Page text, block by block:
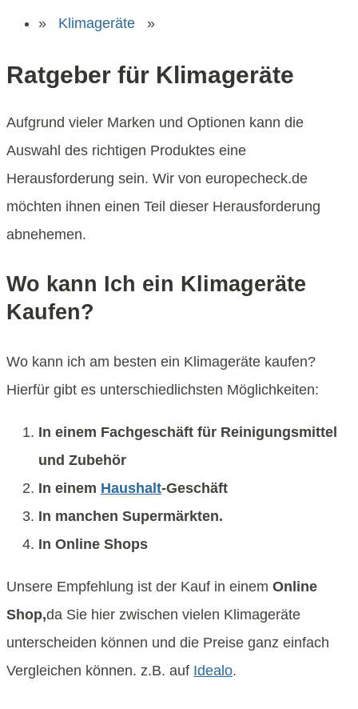
» Klimageräte »
Ratgeber für Klimageräte
Aufgrund vieler Marken und Optionen kann die
Auswahl des richtigen Produktes eine
Herausforderung sein. Wir von europecheck.de
möchten ihnen einen Teil dieser Herausforderung
abnehemen.
Wo kann Ich ein Klimageräte
Kaufen?
Wo kann ich am besten ein Klimageräte kaufen?
Hierfür gibt es unterschiedlichsten Möglichkeiten:
In einem Fachgeschäft für Reinigungsmittel
und Zubehör
In einem Haushalt-Geschäft
In manchen Supermärkten.
In Online Shops
Unsere Empfehlung ist der Kauf in einem Online
Shop,da Sie hier zwischen vielen Klimageräte
unterscheiden können und die Preise ganz einfach
Vergleichen können. z.B. auf Idealo.